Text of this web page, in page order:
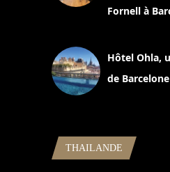
Fornell à
Hôtel Ohla,
de Barcelone
THAILANDE